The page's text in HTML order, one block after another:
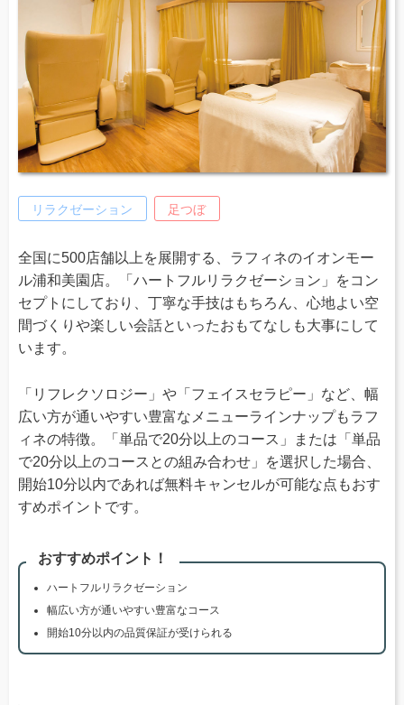
リラクゼーション 足つぼ
全国に500店舗以上を展開する、ラフィネのイオンモー
ル浦和美園店。「ハートフルリラクゼーション」をコン
セプトにしており、丁寧な手技はもちろん、心地よい空
間づくりや楽しい会話といったおもてなしも大事にして
います。
「リフレクソロジー」や「フェイスセラピー」など、幅
広い方が通いやすい豊富なメニューラインナップもラフ
ィネの特徴。「単品で20分以上のコース」または「単品
で20分以上のコースとの組み合わせ」を選択した場合、
開始10分以内であれば無料キャンセルが可能な点もおす
すめポイントです。
おすすめポイント！
ハートフルリラクゼーション
幅広い方が通いやすい豊富なコース
開始10分以内の品質保証が受けられる